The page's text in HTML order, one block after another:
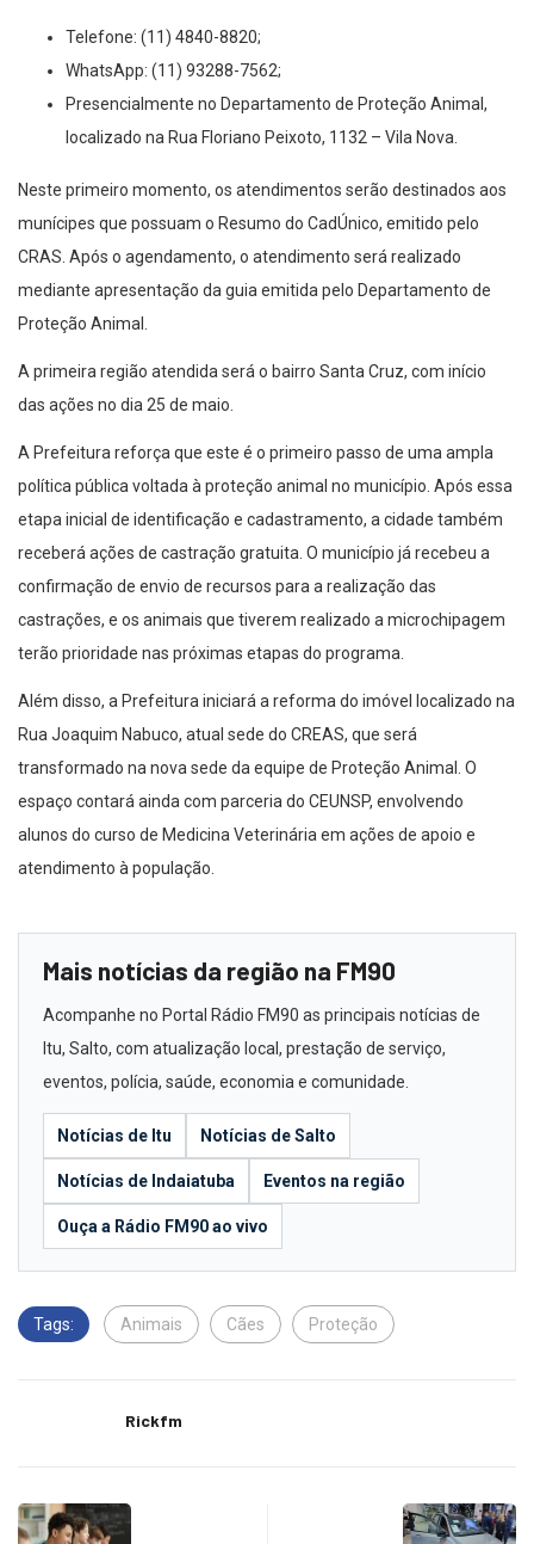
Telefone: (11) 4840-8820;
WhatsApp: (11) 93288-7562;
Presencialmente no Departamento de Proteção Animal,
localizado na Rua Floriano Peixoto, 1132 – Vila Nova.
Neste primeiro momento, os atendimentos serão destinados aos
munícipes que possuam o Resumo do CadÚnico, emitido pelo
CRAS. Após o agendamento, o atendimento será realizado
mediante apresentação da guia emitida pelo Departamento de
Proteção Animal.
A primeira região atendida será o bairro Santa Cruz, com início
das ações no dia 25 de maio.
A Prefeitura reforça que este é o primeiro passo de uma ampla
política pública voltada à proteção animal no município. Após essa
etapa inicial de identificação e cadastramento, a cidade também
receberá ações de castração gratuita. O município já recebeu a
confirmação de envio de recursos para a realização das
castrações, e os animais que tiverem realizado a microchipagem
terão prioridade nas próximas etapas do programa.
Além disso, a Prefeitura iniciará a reforma do imóvel localizado na
Rua Joaquim Nabuco, atual sede do CREAS, que será
transformado na nova sede da equipe de Proteção Animal. O
espaço contará ainda com parceria do CEUNSP, envolvendo
alunos do curso de Medicina Veterinária em ações de apoio e
atendimento à população.
Mais notícias da região na FM90
Acompanhe no Portal Rádio FM90 as principais notícias de
Itu, Salto, com atualização local, prestação de serviço,
eventos, polícia, saúde, economia e comunidade.
Notícias de Itu Notícias de Salto
Notícias de Indaiatuba Eventos na região
Ouça a Rádio FM90 ao vivo
Tags: Animais Cães Proteção
Rickfm